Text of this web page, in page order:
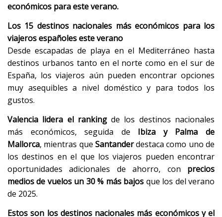
económicos para este verano.
Los 15 destinos nacionales más económicos para los
viajeros españoles este verano
Desde escapadas de playa en el Mediterráneo hasta
destinos urbanos tanto en el norte como en el sur de
España, los viajeros aún pueden encontrar opciones
muy asequibles a nivel doméstico y para todos los
gustos.
Valencia lidera el rankingde los destinos nacionales
más económicos, seguida de Ibiza y Palma de
Mallorca, mientras que Santanderdestaca como uno de
los destinos en el que los viajeros pueden encontrar
oportunidades adicionales de ahorro, con precios
medios de vuelos un 30 % más bajos que los del verano
de 2025.
Estos son los destinos nacionales más económicos y el